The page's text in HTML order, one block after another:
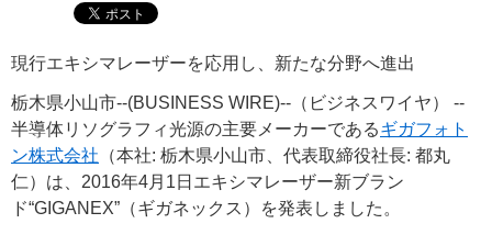
現行エキシマレーザーを応用し、新たな分野へ進出
栃木県小山市--(BUSINESS WIRE)--（ビジネスワイヤ） --
半導体リソグラフィ光源の主要メーカーであるギガフォト
ン株式会社 （本社: 栃木県小山市、代表取締役社長: 都丸
仁）は、2016年4月1日エキシマレーザー新ブラン
ド“GIGANEX”（ギガネックス）を発表しました。